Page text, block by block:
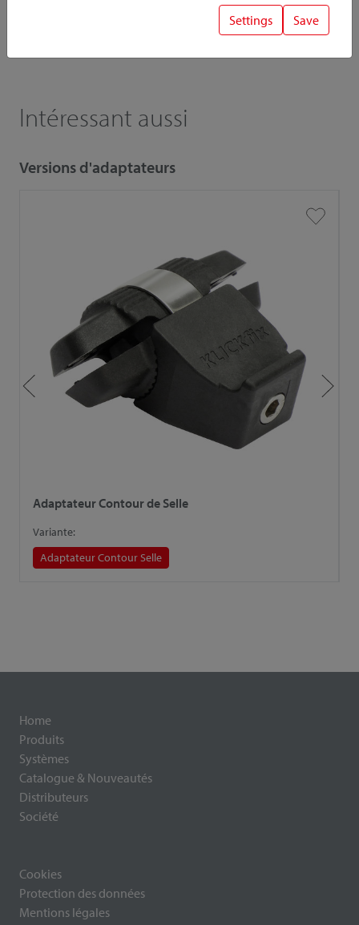
Lors de la combinaison d'accessoires et d'adaptateurs, la
capacité de charge / charge utile inférieure est importante.
Intéressant aussi
Versions d'adaptateurs
Adaptateur Contour de Selle
Variante:
Adaptateur Contour Selle
Home
Produits
Systèmes
Catalogue & Nouveautés
Distributeurs
Société
Cookies
Protection des données
Mentions légales
Settings Save